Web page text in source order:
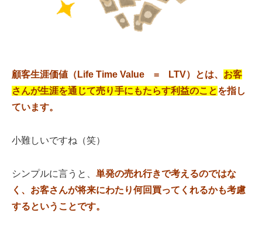
顧客生涯価値（Life Time Value = LTV）とは、 お客
さんが生涯を通じて売り手にもたらす利益のことを指し
ています。
小難しいですね（笑）
シンプルに言うと、 単発の売れ行きで考えるのではな
く、お客さんが将来にわたり何回買ってくれるかも考慮
するということです。